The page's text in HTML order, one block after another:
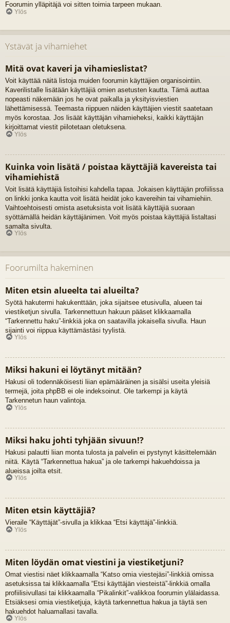
Foorumin ylläpitäjä voi sitten toimia tarpeen mukaan.
Ylös
Ystävät ja vihamiehet
Mitä ovat kaveri ja vihamieslistat?
Voit käyttää näitä listoja muiden foorumin käyttäjien organisointiin.
Kaverilistalle lisätään käyttäjiä omien asetusten kautta. Tämä auttaa
nopeasti näkemään jos he ovat paikalla ja yksityisviestien
lähettämisessä. Teemasta riippuen näiden käyttäjien viestit saatetaan
myös korostaa. Jos lisäät käyttäjän vihamieheksi, kaikki käyttäjän
kirjoittamat viestit piilotetaan oletuksena.
Ylös
Kuinka voin lisätä / poistaa käyttäjiä kavereista tai
vihamiehistä
Voit lisätä käyttäjiä listoihisi kahdella tapaa. Jokaisen käyttäjän profiilissa
on linkki jonka kautta voit lisätä heidät joko kavereihin tai vihamiehiin.
Vaihtoehtoisesti omista asetuksista voit lisätä käyttäjiä suoraan
syöttämällä heidän käyttäjänimen. Voit myös poistaa käyttäjiä listaltasi
samalta sivulta.
Ylös
Foorumilta hakeminen
Miten etsin alueelta tai alueilta?
Syötä hakutermi hakukenttään, joka sijaitsee etusivulla, alueen tai
viestiketjun sivulla. Tarkennettuun hakuun pääset klikkaamalla
“Tarkennettu haku”-linkkiä joka on saatavilla jokaisella sivulla. Haun
sijainti voi riippua käyttämästäsi tyylistä.
Ylös
Miksi hakuni ei löytänyt mitään?
Hakusi oli todennäköisesti liian epämääräinen ja sisälsi useita yleisiä
termejä, joita phpBB ei ole indeksoinut. Ole tarkempi ja käytä
Tarkennetun haun valintoja.
Ylös
Miksi haku johti tyhjään sivuun!?
Hakusi palautti liian monta tulosta ja palvelin ei pystynyt käsittelemään
niitä. Käytä “Tarkennettua hakua” ja ole tarkempi hakuehdoissa ja
alueissa joilta etsit.
Ylös
Miten etsin käyttäjiä?
Vieraile “Käyttäjät”-sivulla ja klikkaa “Etsi käyttäjä”-linkkiä.
Ylös
Miten löydän omat viestini ja viestiketjuni?
Omat viestisi näet klikkaamalla “Katso omia viestejäsi”-linkkiä omissa
asetuksissa tai klikkaamalla “Etsi käyttäjän viesteistä”-linkkiä omalla
profiilisivullasi tai klikkaamalla “Pikalinkit”-valikkoa foorumin ylälaidassa.
Etsiäksesi omia viestiketjuja, käytä tarkennettua hakua ja täytä sen
hakuehdot haluamallasi tavalla.
Ylös